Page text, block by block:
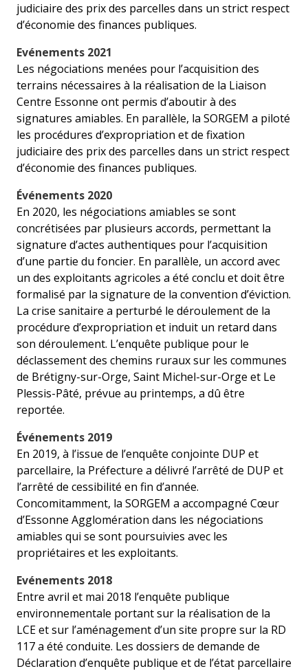
judiciaire des prix des parcelles dans un strict respect
d’économie des finances publiques.
Evénements 2021
Les négociations menées pour l’acquisition des
terrains nécessaires à la réalisation de la Liaison
Centre Essonne ont permis d’aboutir à des
signatures amiables. En parallèle, la SORGEM a piloté
les procédures d’expropriation et de fixation
judiciaire des prix des parcelles dans un strict respect
d’économie des finances publiques.
Événements 2020
En 2020, les négociations amiables se sont
concrétisées par plusieurs accords, permettant la
signature d’actes authentiques pour l’acquisition
d’une partie du foncier. En parallèle, un accord avec
un des exploitants agricoles a été conclu et doit être
formalisé par la signature de la convention d’éviction.
La crise sanitaire a perturbé le déroulement de la
procédure d’expropriation et induit un retard dans
son déroulement. L’enquête publique pour le
déclassement des chemins ruraux sur les communes
de Brétigny-sur-Orge, Saint Michel-sur-Orge et Le
Plessis-Pâté, prévue au printemps, a dû être
reportée.
Événements 2019
En 2019, à l’issue de l’enquête conjointe DUP et
parcellaire, la Préfecture a délivré l’arrêté de DUP et
l’arrêté de cessibilité en fin d’année.
Concomitamment, la SORGEM a accompagné Cœur
d’Essonne Agglomération dans les négociations
amiables qui se sont poursuivies avec les
propriétaires et les exploitants.
Evénements 2018
Entre avril et mai 2018 l’enquête publique
environnementale portant sur la réalisation de la
LCE et sur l’aménagement d’un site propre sur la RD
117 a été conduite. Les dossiers de demande de
Déclaration d’enquête publique et de l’état parcellaire